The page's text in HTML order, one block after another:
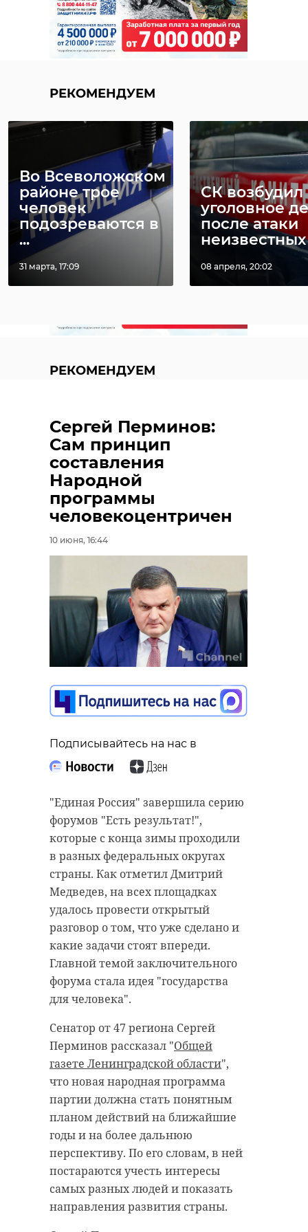
РЕКОМЕНДУЕМ
Во Всеволожском
районе трое
человек
подозреваются в
...
31 марта, 17:09
СК возбудил
уголовное
после атаки
неизвестных
08 апреля, 20:02
Сергей Перминов:
Сам принцип
составления
Народной
программы
человекоцентричен
10 июня, 16:44
Подписывайтесь на нас в
"Единая Россия" завершила серию
форумов "Есть результат!",
которые с конца зимы проходили
в разных федеральных округах
страны. Как отметил Дмитрий
Медведев, на всех площадках
удалось провести открытый
разговор о том, что уже сделано и
какие задачи стоят впереди.
Главной темой заключительного
форума стала идея "государства
для человека".
Сенатор от 47 региона Сергей
Перминов рассказал "Общей
газете Ленинградской области",
что новая народная программа
партии должна стать понятным
планом действий на ближайшие
годы и на более дальнюю
перспективу. По его словам, в ней
постараются учесть интересы
самых разных людей и показать
направления развития страны.
Фото: https://vk.com/wall-
178555683_439858
александр дрозденко
икона реставрация
Поделиться статьей:
РЕКОМЕНДУЕМ
Икону из
Выборгского
музея-
заповедника
отреставриров ...
27 ноября 2024, 07:14
Чудотворца